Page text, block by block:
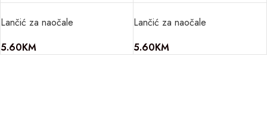
Lančić za naočale
5.60KM
Lančić za naočale
5.60KM